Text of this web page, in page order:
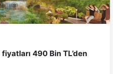
490 Bin TL’den